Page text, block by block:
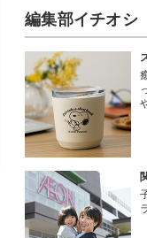
編集部イチオシ